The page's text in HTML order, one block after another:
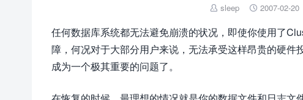
 sleep  2007-02-20
任何数据库系统都无法避免崩溃的状况，即使你使用了
障，何况对于大部分用户来说，无法承受这样昂贵的硬
成为一个极其重要的问题了。